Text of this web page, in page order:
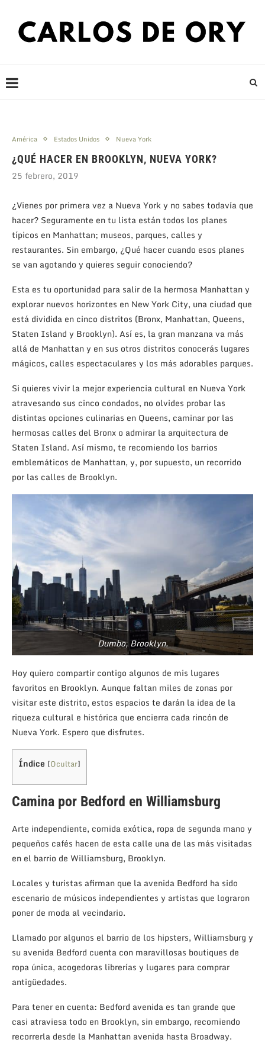
América Estados Unidos Nueva York
¿QUÉ HACER EN BROOKLYN, NUEVA YORK?
25 febrero, 2019
¿Vienes por primera vez a Nueva York y no sabes todavía que
hacer? Seguramente en tu lista están todos los planes
típicos en Manhattan; museos, parques, calles y
restaurantes. Sin embargo, ¿Qué hacer cuando esos planes
se van agotando y quieres seguir conociendo?
Esta es tu oportunidad para salir de la hermosa Manhattan y
explorar nuevos horizontes en New York City, una ciudad que
está dividida en cinco distritos (Bronx, Manhattan, Queens,
Staten Island y Brooklyn). Así es, la gran manzana va más
allá de Manhattan y en sus otros distritos conocerás lugares
mágicos, calles espectaculares y los más adorables parques.
Si quieres vivir la mejor experiencia cultural en Nueva York
atravesando sus cinco condados, no olvides probar las
distintas opciones culinarias en Queens, caminar por las
hermosas calles del Bronx o admirar la arquitectura de
Staten Island. Así mismo, te recomiendo los barrios
emblemáticos de Manhattan, y, por supuesto, un recorrido
por las calles de Brooklyn.
Dumbo, Brooklyn.
Hoy quiero compartir contigo algunos de mis lugares
favoritos en Brooklyn. Aunque faltan miles de zonas por
visitar este distrito, estos espacios te darán la idea de la
riqueza cultural e histórica que encierra cada rincón de
Nueva York. Espero que disfrutes.
Índice [Ocultar]
Camina por Bedford en Williamsburg
Arte independiente, comida exótica, ropa de segunda mano y
pequeños cafés hacen de esta calle una de las más visitadas
en el barrio de Williamsburg, Brooklyn.
Locales y turistas afirman que la avenida Bedford ha sido
escenario de músicos independientes y artistas que lograron
poner de moda al vecindario.
Llamado por algunos el barrio de los hipsters, Williamsburg y
su avenida Bedford cuenta con maravillosas boutiques de
ropa única, acogedoras librerías y lugares para comprar
antigüedades.
Para tener en cuenta: Bedford avenida es tan grande que
casi atraviesa todo en Brooklyn, sin embargo, recomiendo
recorrerla desde la Manhattan avenida hasta Broadway.